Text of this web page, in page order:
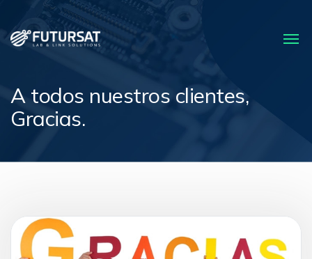
A todos nuestros clientes,
Gracias.